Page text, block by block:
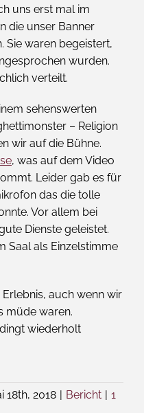
uns erst mal im
die unser Banner
Sie waren begeistert,
wurden.
verteilt.
sehenswerten
– Religion
wir auf die Bühne.
, was auf dem Video
Leider gab es für
das die tolle
Vor allem bei
Dienste geleistet.
Saal als Einzelstimme
auch wenn wir
müde waren.
wiederholt
18th, 2018 | Bericht | 1